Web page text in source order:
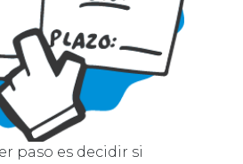
paso es decidir si